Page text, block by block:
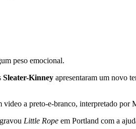
peso emocional.
Sleater-Kinney apresentaram um novo
a preto-e-branco, interpretado
Little Rope em Portland com a